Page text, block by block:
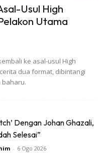
Usul High
Utama
ke asal-usul High
dua format, dibintangi
baharu.
Dengan Johan Ghazali,
Selesai”
- 6 Ogo 2026